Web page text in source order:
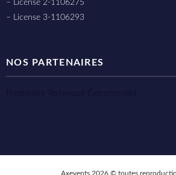
– License 2-1106275
– License 3-1106293
NOS PARTENAIRES
Axevents 2026 © toutes